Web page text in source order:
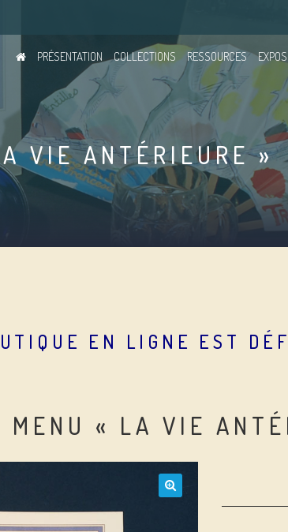
PRÉSENTATION COLLECTIONS RESSOURCES
VIE ANTÉRIEURE »
EN LIGNE EST
MENU « LA VIE